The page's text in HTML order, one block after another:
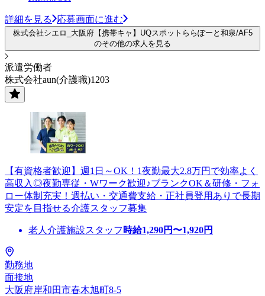
詳細を見る 応募画面に進む
株式会社シエロ_大阪府【携帯キャ】UQスポットららぽーと和泉/AF5
のその他の求人を見る
派遣労働者
株式会社aun(介護職)1203
【有資格者歓迎】週1日～OK！1夜勤最大2.8万円で効率よく
高収入◎夜勤専従・Wワーク歓迎♪ブランクOK＆研修・フォ
ロー体制充実！週払い・交通費支給・正社員登用ありで長期
安定を目指せる介護スタッフ募集
老人介護施設スタッフ 時給1,290円〜1,920円
勤務地
面接地
大阪府岸和田市春木旭町8-5